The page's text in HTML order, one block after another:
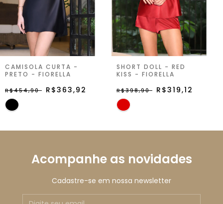
CAMISOLA CURTA -
PRETO - FIORELLA
R$454,90 R$363,92
SHORT DOLL - RED
KISS - FIORELLA
R$398,90 R$319,12
Acompanhe as novidades
Cadastre-se em nossa newsletter